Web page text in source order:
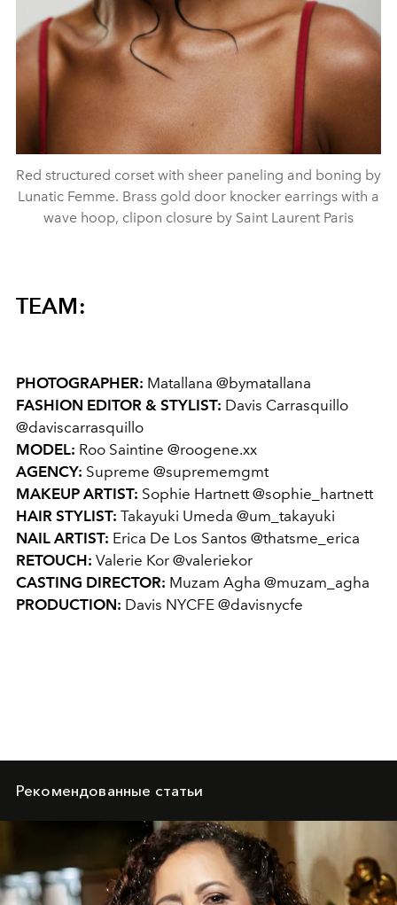
Red structured corset with sheer paneling and boning by
Lunatic Femme. Brass gold door knocker earrings with a
wave hoop, clipon closure by Saint Laurent Paris
TEAM:
PHOTOGRAPHER: Matallana @bymatallana
FASHION EDITOR & STYLIST: Davis Carrasquillo
@daviscarrasquillo
MODEL: Roo Saintine @roogene.xx
AGENCY: Supreme @suprememgmt
MAKEUP ARTIST: Sophie Hartnett @sophie_hartnett
HAIR STYLIST: Takayuki Umeda @um_takayuki
NAIL ARTIST: Erica De Los Santos @thatsme_erica
RETOUCH: Valerie Kor @valeriekor
CASTING DIRECTOR: Muzam Agha @muzam_agha
PRODUCTION: Davis NYCFE @davisnycfe
Рекомендованные статьи